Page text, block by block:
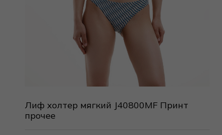
Лиф холтер мягкий J40800MF Принт
прочее